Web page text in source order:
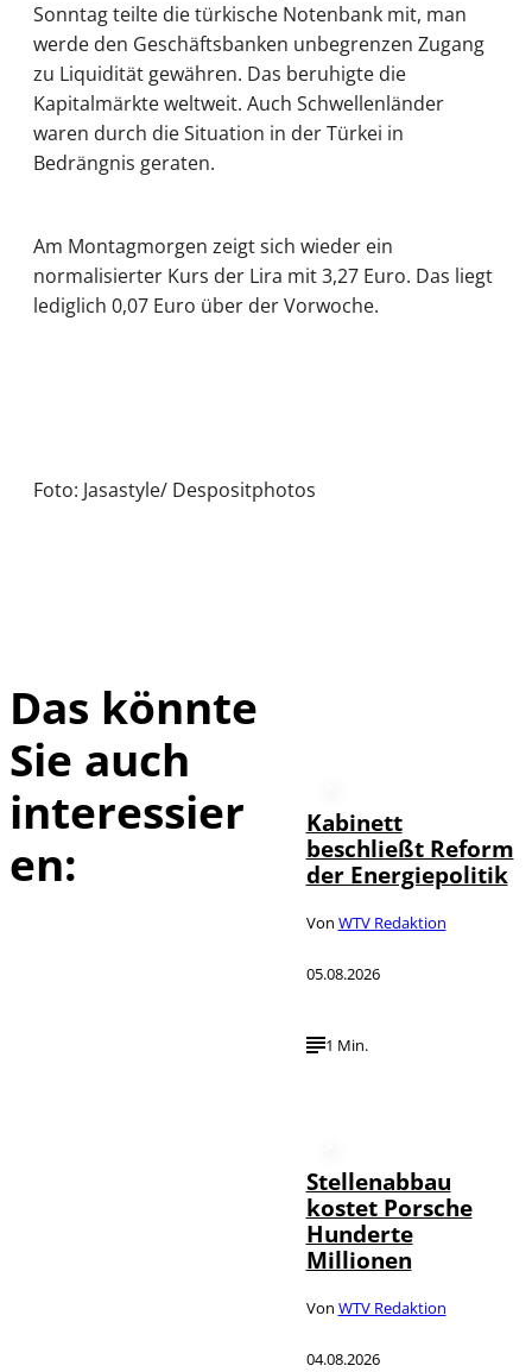
Sonntag teilte die türkische Notenbank mit, man
werde den Geschäftsbanken unbegrenzen Zugang
zu Liquidität gewähren. Das beruhigte die
Kapitalmärkte weltweit. Auch Schwellenländer
waren durch die Situation in der Türkei in
Bedrängnis geraten.
Am Montagmorgen zeigt sich wieder ein
normalisierter Kurs der Lira mit 3,27 Euro. Das liegt
lediglich 0,07 Euro über der Vorwoche.
Foto: Jasastyle/ Despositphotos
Das könnte
Sie auch
interessier
en:
Kabinett
beschließt Reform
der Energiepolitik
Von WTV Redaktion
05.08.2026
1 Min.
Stellenabbau
kostet Porsche
Hunderte
Millionen
Von WTV Redaktion
04.08.2026